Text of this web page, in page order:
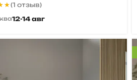
(1 отзыв)
12-14 авг